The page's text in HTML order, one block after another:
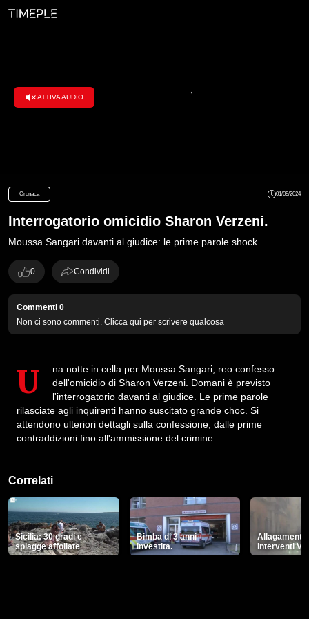
ATTIVA AUDIO
Interrogatorio omicidio Sharon Verzeni.
Moussa Sangari davanti al giudice: le prime parole shock
Cronaca 01/09/2024
0 Condividi
Commenti 0
Non ci sono commenti. Clicca qui per scrivere qualcosa
Una notte in cella per Moussa Sangari, reo confesso
dell'omicidio di Sharon Verzeni. Domani è previsto
l'interrogatorio davanti al giudice. Le prime parole
rilasciate agli inquirenti hanno suscitato grande choc. Si
attendono ulteriori dettagli sulla confessione, dalle prime
contraddizioni fino all'ammissione del crimine.
Correlati
Sicilia: 30 gradi e
spiagge affollate
Bimba di 3 anni
investita.
Allagamenti
interventi